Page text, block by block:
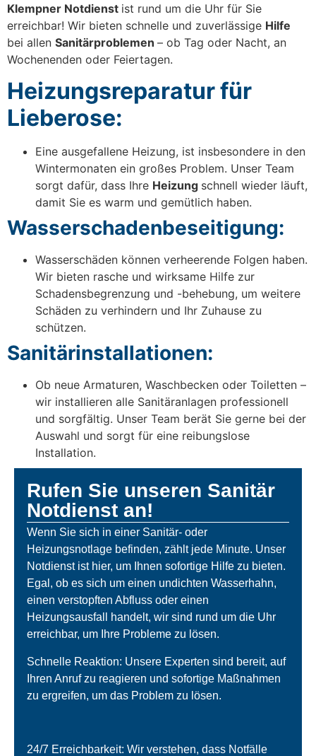
Klempner Notdienst ist rund um die Uhr für Sie
erreichbar! Wir bieten schnelle und zuverlässige Hilfe
bei allen Sanitärproblemen – ob Tag oder Nacht, an
Wochenenden oder Feiertagen.
Heizungsreparatur für
Lieberose:
Eine ausgefallene Heizung, ist insbesondere in den
Wintermonaten ein großes Problem. Unser Team
sorgt dafür, dass Ihre Heizung schnell wieder läuft,
damit Sie es warm und gemütlich haben.
Wasserschadenbeseitigung:
Wasserschäden können verheerende Folgen haben.
Wir bieten rasche und wirksame Hilfe zur
Schadensbegrenzung und -behebung, um weitere
Schäden zu verhindern und Ihr Zuhause zu
schützen.
Sanitärinstallationen:
Ob neue Armaturen, Waschbecken oder Toiletten –
wir installieren alle Sanitäranlagen professionell
und sorgfältig. Unser Team berät Sie gerne bei der
Auswahl und sorgt für eine reibungslose
Installation.
Rufen Sie unseren Sanitär
Notdienst an!
Wenn Sie sich in einer Sanitär- oder
Heizungsnotlage befinden, zählt jede Minute. Unser
Notdienst ist hier, um Ihnen sofortige Hilfe zu bieten.
Egal, ob es sich um einen undichten Wasserhahn,
einen verstopften Abfluss oder einen
Heizungsausfall handelt, wir sind rund um die Uhr
erreichbar, um Ihre Probleme zu lösen.
Schnelle Reaktion: Unsere Experten sind bereit, auf
Ihren Anruf zu reagieren und sofortige Maßnahmen
zu ergreifen, um das Problem zu lösen.
24/7 Erreichbarkeit: Wir verstehen, dass Notfälle